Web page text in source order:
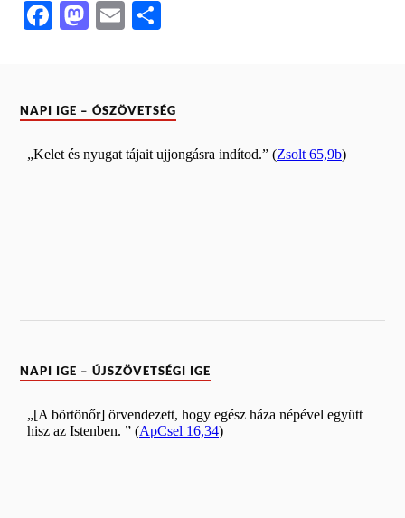
Fa
ok
M
do
n
E
m
eg
NAPI IGE – ÓSZÖVETSÉG
NAPI IGE – ÚJSZÖVETSÉGI IGE